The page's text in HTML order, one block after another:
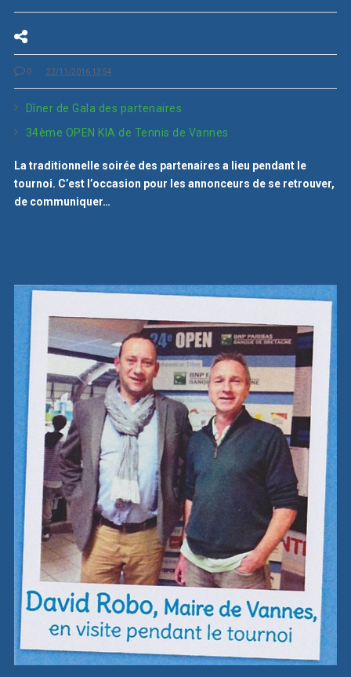
0 22/11/2016 13:54
Dîner de Gala des partenaires
34ème OPEN KIA de Tennis de Vannes
La traditionnelle soirée des partenaires a lieu pendant le
tournoi. C’est l’occasion pour les annonceurs de se retrouver,
de communiquer…